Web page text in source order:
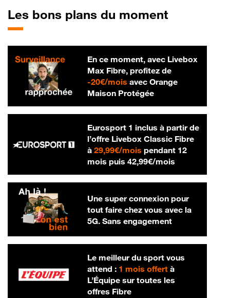
Les bons plans du moment
En ce moment, avec Livebox
Max Fibre, profitez de
-20€/mois20 € par mois
avec Orange
Maison Protégée
Eurosport 1 inclus à partir de
l’offre Livebox Classic Fibre
à 29,99€/mois29,99 € par mois
pendant 12
mois puis 42,99€/mois42,99 € par
Une super connexion pour
tout faire chez vous avec la
5G. Sans engagement
Le meilleur du sport vous
attend : 1 mois offertà
L’Équipe sur toutes les
offres Fibre